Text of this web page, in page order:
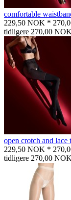
comfortable
229,50 NOK *
tidligere 270,00
open crotch and lace
229,50 NOK *
tidligere 270,00